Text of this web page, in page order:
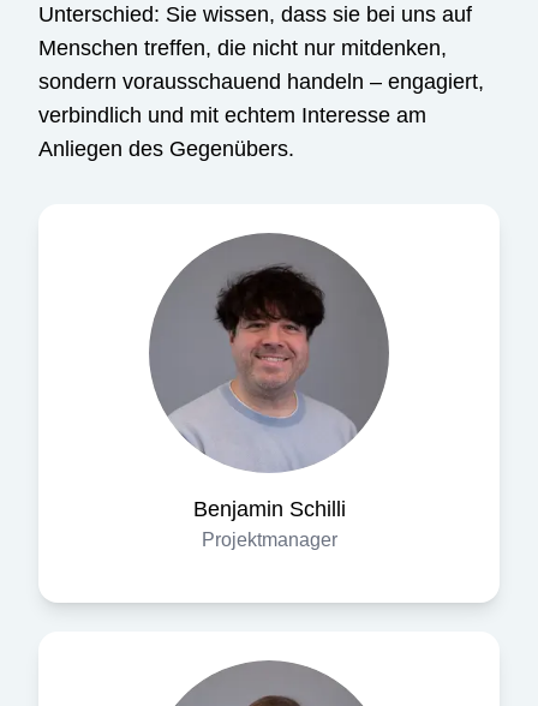
Unterschied: Sie wissen, dass sie bei uns auf
Menschen treffen, die nicht nur mitdenken,
sondern vorausschauend handeln – engagiert,
verbindlich und mit echtem Interesse am
Anliegen des Gegenübers.
Benjamin Schilli
Projektmanager